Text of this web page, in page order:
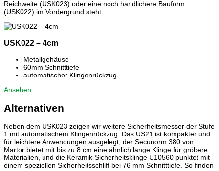
Reichweite (USK023) oder eine noch handlichere Bauform
(USK022) im Vordergrund steht.
USK022 – 4cm
Metallgehäuse
60mm Schnitttiefe
automatischer Klingenrückzug
Ansehen
Alternativen
Neben dem USK023 zeigen wir weitere Sicherheitsmesser der Stufe
1 mit automatischem Klingenrückzug: Das US21 ist kompakter und
für leichtere Anwendungen ausgelegt, der Secunorm 380 von
Martor bietet mit bis zu 8 cm eine ähnlich lange Klinge für gröbere
Materialien, und die Keramik-Sicherheitsklinge U10560 punktet mit
einem speziellen Sicherheitsschliff bei 76 mm Schnitttiefe. So finden